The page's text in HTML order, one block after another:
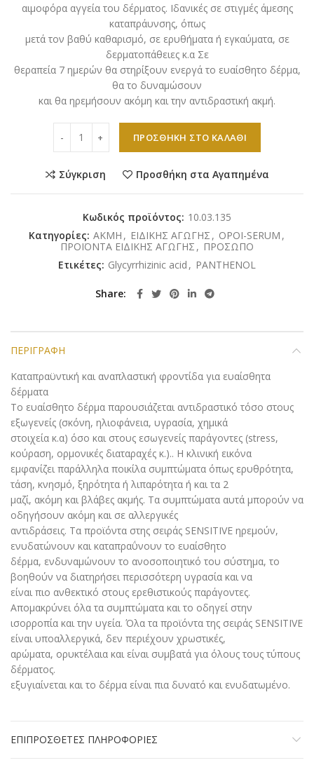
αιμοφόρα αγγεία του δέρματος. Ιδανικές σε στιγμές άμεσης
καταπράυνσης, όπως
μετά τον βαθύ καθαρισμό, σε ερυθήματα ή εγκαύματα, σε
δερματοπάθειες κ.α Σε
θεραπεία 7 ημερών θα στηρίξουν ενεργά το ευαίσθητο δέρμα,
θα το δυναμώσουν
και θα ηρεμήσουν ακόμη και την αντιδραστική ακμή.
ΠΡΟΣΘΉΚΗ ΣΤΟ ΚΑΛΆΘΙ
Σύγκριση Προσθήκη στα Αγαπημένα
Κωδικός προϊόντος: 10.03.135
Κατηγορίες: ΑΚΜΗ , ΕΙΔΙΚΗΣ ΑΓΩΓΗΣ , ΟΡΟΙ-SERUM ,
ΠΡΟΪΟΝΤΑ ΕΙΔΙΚΗΣ ΑΓΩΓΗΣ , ΠΡΟΣΩΠΟ
Ετικέτες: Glycyrrhizinic acid , PANTHENOL
Share
ΠΕΡΙΓΡΑΦΉ
Καταπραϋντική και αναπλαστική φροντίδα για ευαίσθητα
δέρματα
Το ευαίσθητο δέρμα παρουσιάζεται αντιδραστικό τόσο στους
εξωγενείς (σκόνη, ηλιοφάνεια, υγρασία, χημικά
στοιχεία κ.α) όσο και στους εσωγενείς παράγοντες (stress,
κούραση, ορμονικές διαταραχές κ.).. Η κλινική εικόνα
εμφανίζει παράλληλα ποικίλα συμπτώματα όπως ερυθρότητα,
τάση, κνησμό, ξηρότητα ή λιπαρότητα ή και τα 2
μαζί, ακόμη και βλάβες ακμής. Τα συμπτώματα αυτά μπορούν να
οδηγήσουν ακόμη και σε αλλεργικές
αντιδράσεις. Τα προϊόντα στης σειράς SENSITIVE ηρεμούν,
ενυδατώνουν και καταπραΰνουν το ευαίσθητο
δέρμα, ενδυναμώνουν το ανοσοποιητικό του σύστημα, το
βοηθούν να διατηρήσει περισσότερη υγρασία και να
είναι πιο ανθεκτικό στους ερεθιστικούς παράγοντες.
Απομακρύνει όλα τα συμπτώματα και το οδηγεί στην
ισορροπία και την υγεία. Όλα τα προϊόντα της σειράς SENSITIVE
είναι υποαλλεργικά, δεν περιέχουν χρωστικές,
αρώματα, ορυκτέλαια και είναι συμβατά για όλους τους τύπους
δέρματος.
εξυγιαίνεται και το δέρμα είναι πια δυνατό και ενυδατωμένο.
ΕΠΙΠΡΌΣΘΕΤΕΣ ΠΛΗΡΟΦΟΡΊΕΣ